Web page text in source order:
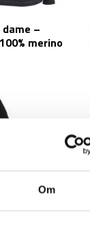
Om
–
merino